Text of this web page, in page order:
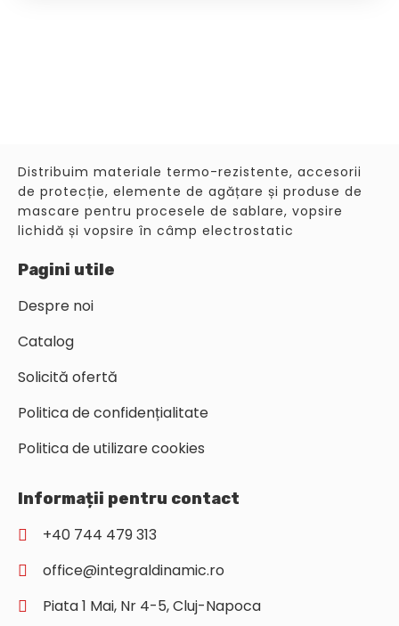
Distribuim materiale termo-rezistente, accesorii
de protecție, elemente de agățare și produse de
mascare pentru procesele de sablare, vopsire
lichidă și vopsire în câmp electrostatic
Pagini utile
Despre noi
Catalog
Solicită ofertă
Politica de confidențialitate
Politica de utilizare cookies
Informații pentru contact
+40 744 479 313
office@integraldinamic.ro
Piata 1 Mai, Nr 4-5, Cluj-Napoca